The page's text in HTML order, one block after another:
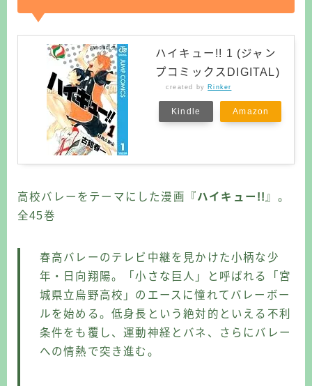
ハイキュー!! 1 (ジャン
プコミックスDIGITAL)
created by Rinker
Kindle Amazon
高校バレーをテーマにした漫画『ハイキュー!! 』。
全45巻
春高バレーのテレビ中継を見かけた小柄な少
年・日向翔陽。「小さな巨人」と呼ばれる「宮
城県立烏野高校」のエースに憧れてバレーボー
ルを始める。低身長という絶対的といえる不利
条件をも覆し、運動神経とバネ、さらにバレー
への情熱で突き進む。